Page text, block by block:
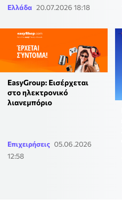
Ελλάδα 20.07.2026 18:18
EasyGroup: Εισέρχεται
στο ηλεκτρονικό
λιανεμπόριο
Επιχειρήσεις 05.06.2026
12:58